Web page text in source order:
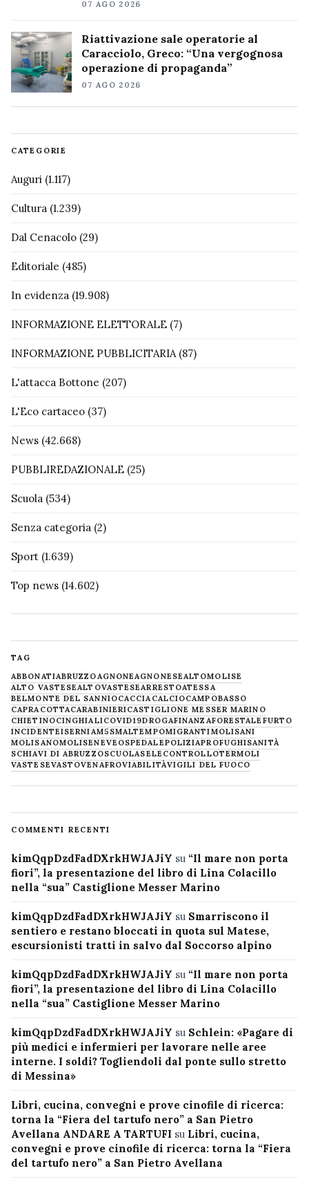
07 AGO 2026
Riattivazione sale operatorie al
Caracciolo, Greco: “Una vergognosa
operazione di propaganda”
07 AGO 2026
CATEGORIE
Auguri (1.117)
Cultura (1.239)
Dal Cenacolo (29)
Editoriale (485)
In evidenza (19.908)
INFORMAZIONE ELETTORALE (7)
INFORMAZIONE PUBBLICITARIA (87)
L'attacca Bottone (207)
L'Eco cartaceo (37)
News (42.668)
PUBBLIREDAZIONALE (25)
Scuola (534)
Senza categoria (2)
Sport (1.639)
Top news (14.602)
TAG
ABBONATIABRUZZOAGNONEAGNONESEALTOMOLISE
ALTO VASTESEALTOVASTESEARRESTOATESSA
BELMONTE DEL SANNIOCACCIA CALCIOCAMPOBASSO
CAPRACOTTACARABINIERICASTIGLIONE MESSER MARINO
CHIETINOCINGHIALICOVID19DROGAFINANZAFORESTALE FURTO
INCIDENTEISERNIAM5SMALTEMPOMIGRANTIMOLISANI
MOLISANOMOLISENEVE OSPEDALEPOLIZIAPROFUGHISANITÀ
SCHIAVI DI ABRUZZOSCUOLASELECONTROLLOTERMOLI
VASTESEVASTOVENAFROVIABILITÀVIGILI DEL FUOCO
COMMENTI RECENTI
kimQqpDzdFadDXrkHWJAJiY su “Il mare non porta
fiori”, la presentazione del libro di Lina Colacillo
nella “sua” Castiglione Messer Marino
kimQqpDzdFadDXrkHWJAJiY su Smarriscono il
sentiero e restano bloccati in quota sul Matese,
escursionisti tratti in salvo dal Soccorso alpino
kimQqpDzdFadDXrkHWJAJiY su “Il mare non porta
fiori”, la presentazione del libro di Lina Colacillo
nella “sua” Castiglione Messer Marino
kimQqpDzdFadDXrkHWJAJiY su Schlein: «Pagare di
più medici e infermieri per lavorare nelle aree
interne. I soldi? Togliendoli dal ponte sullo stretto
di Messina»
Libri, cucina, convegni e prove cinofile di ricerca:
torna la “Fiera del tartufo nero” a San Pietro
Avellana ANDARE A TARTUFI su Libri, cucina,
convegni e prove cinofile di ricerca: torna la “Fiera
del tartufo nero” a San Pietro Avellana